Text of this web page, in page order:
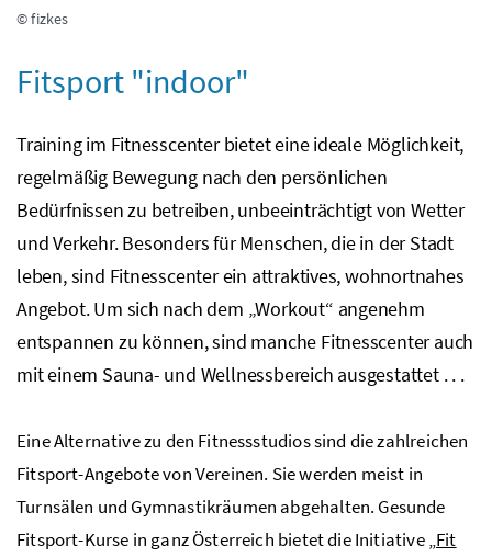
© fizkes
Fitsport "indoor"
Training im Fitnesscenter bietet eine ideale Möglichkeit,
regelmäßig Bewegung nach den persönlichen
Bedürfnissen zu betreiben, unbeeinträchtigt von Wetter
und Verkehr. Besonders für Menschen, die in der Stadt
leben, sind Fitnesscenter ein attraktives, wohnortnahes
Angebot. Um sich nach dem „Workout“ angenehm
entspannen zu können, sind manche Fitnesscenter auch
mit einem Sauna- und Wellnessbereich ausgestattet . . .
Eine Alternative zu den Fitnessstudios sind die zahlreichen
Fitsport-Angebote von Vereinen. Sie werden meist in
Turnsälen und Gymnastikräumen abgehalten. Gesunde
Fitsport-Kurse in ganz Österreich bietet die Initiative „Fit